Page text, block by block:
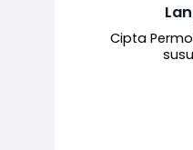
Cipta
baharu